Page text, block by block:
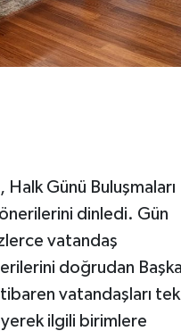
Günü Buluşmaları
dinledi. Gün
vatandaş
doğrudan
vatandaşları tek
ilgili birimlere